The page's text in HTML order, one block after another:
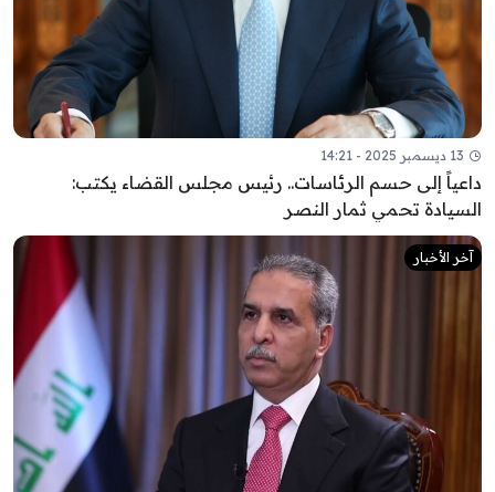
13 ديسمبر 2025 - 14:21
إلى حسم الرئاسات.. رئيس مجلس القضاء يكتب:
تحمي ثمار النصر
آخر الأخبار